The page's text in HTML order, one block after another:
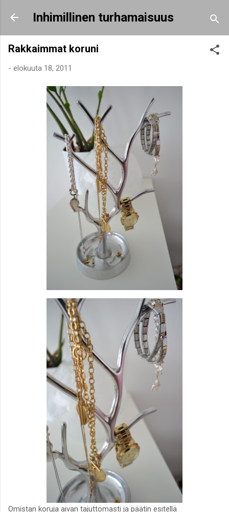
Siirry pääsisältöön
Inhimillinen turhamaisuus
Rakkaimmat koruni
- elokuuta 18, 2011
Omistan koruja aivan tajuttomasti ja päätin esitellä